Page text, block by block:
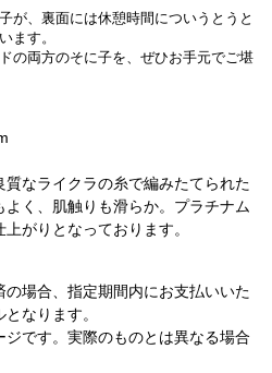
が、裏面には休憩時間についうとうと
ます。
の両方のそに子を、ぜひお手元でご堪
なライクラの糸で編みたてられた
く、肌触りも滑らか。プラチナム
がりとなっております。
の場合、指定期間内にお支払いいた
なります。
ジです。実際のものとは異なる場合